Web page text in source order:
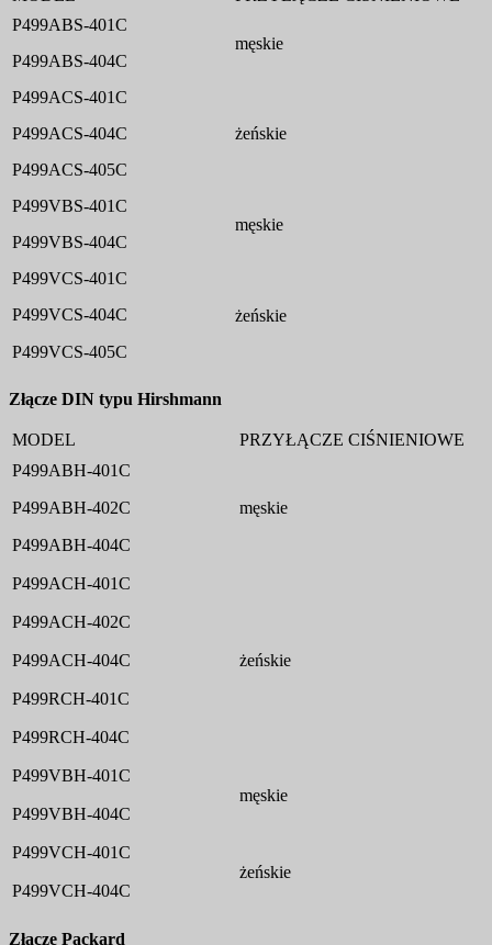
P499ABS-401C
męskie
P499ABS-404C
P499ACS-401C
żeńskie
P499ACS-404C
P499ACS-405C
P499VBS-401C
męskie
P499VBS-404C
P499VCS-401C
żeńskie
P499VCS-404C
P499VCS-405C
Złącze DIN typu Hirshmann
MODEL
PRZYŁĄCZE CIŚNIENIOWE
P499ABH-401C
męskie
P499ABH-402C
P499ABH-404C
P499ACH-401C
żeńskie
P499ACH-402C
P499ACH-404C
P499RCH-401C
P499RCH-404C
P499VBH-401C
męskie
P499VBH-404C
P499VCH-401C
żeńskie
P499VCH-404C
Złącze Packard